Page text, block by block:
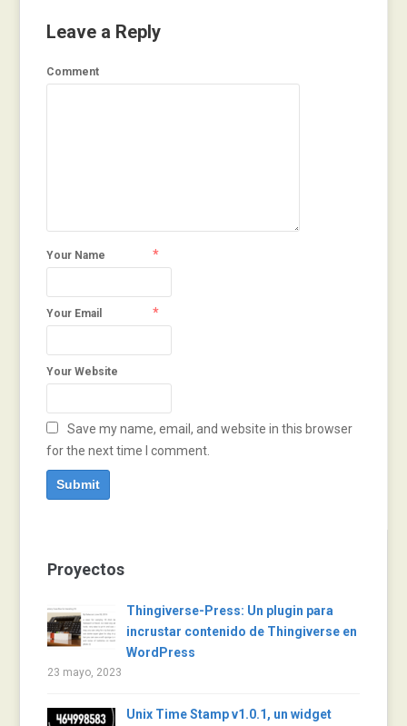
Leave a Reply
Comment
Your Name *
Your Email *
Your Website
Save my name, email, and website in this browser
for the next time I comment.
Proyectos
Thingiverse-Press: Un plugin para
incrustar contenido de Thingiverse en
WordPress
23 mayo, 2023
Unix Time Stamp v1.0.1, un widget